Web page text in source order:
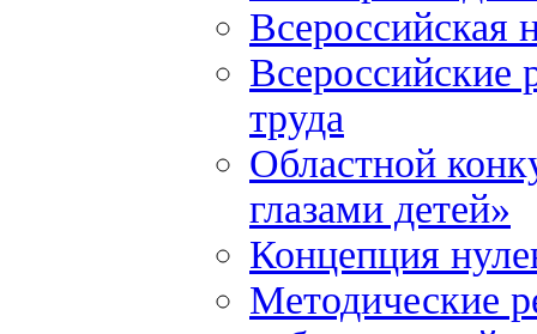
Всероссийская
Всероссийские
труда
Областной
глазами детей»
Концепция
Методические